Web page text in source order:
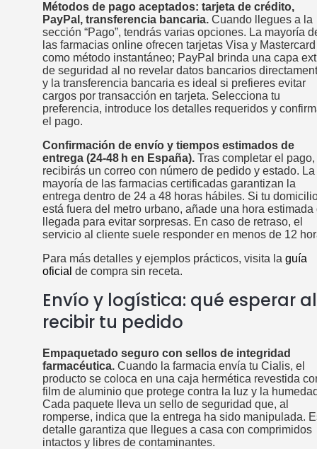
Métodos de pago aceptados: tarjeta de crédito,
PayPal, transferencia bancaria. Cuando llegues a la
sección “Pago”, tendrás varias opciones. La mayoría
las farmacias online ofrecen tarjetas Visa y Mastercard
como método instantáneo; PayPal brinda una capa
de seguridad al no revelar datos bancarios
y la transferencia bancaria es ideal si prefieres evitar
cargos por transacción en tarjeta. Selecciona tu
preferencia, introduce los detalles requeridos y
el pago.
Confirmación de envío y tiempos estimados de
entrega (24‑48 h en España). Tras completar el pago,
recibirás un correo con número de pedido y estado. La
mayoría de las farmacias certificadas garantizan la
entrega dentro de 24 a 48 horas hábiles. Si tu
está fuera del metro urbano, añade una hora estimada
llegada para evitar sorpresas. En caso de retraso, el
servicio al cliente suele responder en menos de 12
Para más detalles y ejemplos prácticos, visita la guía
oficial de compra sin receta.
Envío y logística: qué esperar al
recibir tu pedido
Empaquetado seguro con sellos de integridad
farmacéutica. Cuando la farmacia envía tu Cialis, el
producto se coloca en una caja hermética revestida
film de aluminio que protege contra la luz y la
Cada paquete lleva un sello de seguridad que, al
romperse, indica que la entrega ha sido manipulada.
detalle garantiza que llegues a casa con comprimidos
intactos y libres de contaminantes.